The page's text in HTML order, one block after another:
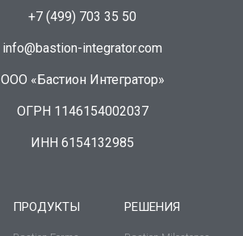
+7 (499) 703 35 50
info@bastion-integrator.com
ООО «Бастион Интегратор»
ОГРН 1146154002037
ИНН 6154132985
ПРОДУКТЫ РЕШЕНИЯ